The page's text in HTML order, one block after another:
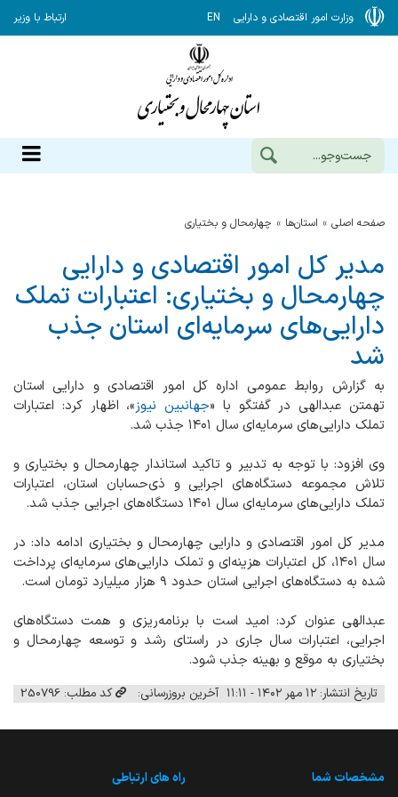
وزارت امور اقتصادی و دارایی EN ارتباط با وزیر
صفحه اصلی استان‌ها چهارمحال و بختياري
مدیر كل امور اقتصادی و دارایی
چهارمحال و بختیاری: اعتبارات تملك
دارایی‌های سرمایه‌ای استان جذب
شد
به گزارش روابط عمومی اداره کل امور اقتصادی و دارایی استان
تهمتن عبدالهی در گفتگو با «جهانبین نیوز»، اظهار کرد: اعتبارات
تملک دارایی‌های سرمایه‌ای سال ۱۴۰۱ جذب شد.
وی افزود: با توجه به تدبیر و تاکید استاندار چهارمحال و بختیاری و
تلاش مجموعه دستگاه‌های اجرایی و ذی‌حسابان استان، اعتبارات
تملک دارایی‌های سرمایه‌ای سال ۱۴۰۱ دستگاه‌های اجرایی جذب شد.
مدیر کل امور اقتصادی و دارایی چهارمحال و بختیاری ادامه داد: در
سال ۱۴۰۱، کل اعتبارات هزینه‌ای و تملک دارایی‌های سرمایه‌ای پرداخت
شده به دستگاه‌های اجرایی استان حدود ۹ هزار میلیارد تومان است.
عبدالهی عنوان کرد: امید است با برنامه‌ریزی و همت دستگاه‌های
اجرایی، اعتبارات سال جاری در راستای رشد و توسعه چهارمحال و
بختیاری به موقع و بهینه جذب شود.
تاریخ انتشار: ۱۲ مهر ۱۴۰۲ - ۱۱:۱۱ آخرین بروزرسانی: کد مطلب: 250796
مشخصات شما راه های ارتباطی